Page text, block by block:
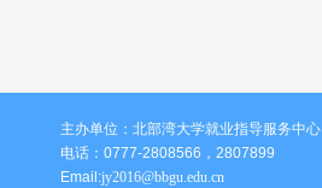
主办单位：北部湾大学就业指导服务中心
电话：0777-2808566，2807899
Email:jy2016@bbgu.edu.cn